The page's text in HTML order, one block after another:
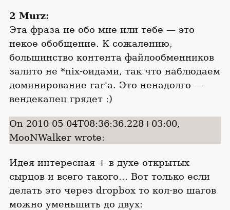
2 Murz:
Эта фраза не обо мне или тебе — это
некое обобщение. К сожалению,
большинство контента файлообменников
залито не *nix-оидами, так что наблюдаем
доминирование rar'а. Это ненадолго —
вендекапец грядет :)
On 2010-05-04T08:36:36.228+03:00,
MooNWalker wrote:
Идея интересная + в духе открытых
сырцов и всего такого… Вот только если
делать это через dropbox то кол-во шагов
можно уменьшить до двух: